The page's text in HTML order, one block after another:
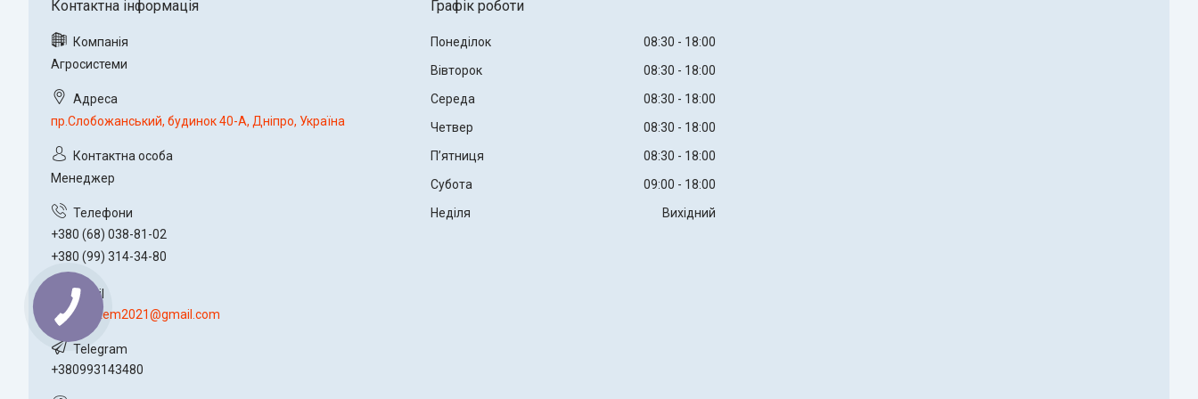
Агросистеми
пр.Слобожанський, будинок 40-А, Дніпро, Україна
Менеджер
+380 (68) 038-81-02
+380 (99) 314-34-80
agro.system2021@gmail.com
+380993143480
Графік роботи
Понеділок 08:30
18:00
Вівторок
08:30
18:00
Середа
08:30
18:00
Четвер
08:30
18:00
Пʼятниця
08:30
18:00
Субота
09:00
18:00
Неділя
Вихідний